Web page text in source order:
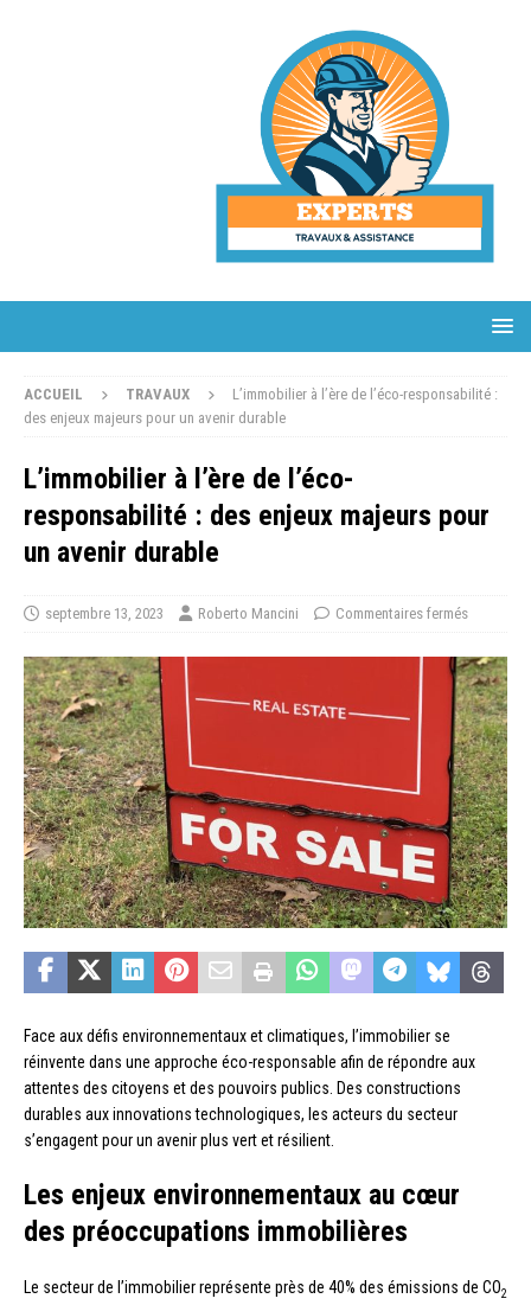
ACCUEIL TRAVAUX
L’immobilier à l’ère de l’éco-responsabilité :
des enjeux majeurs pour un avenir durable
L’immobilier à l’ère de l’éco-
responsabilité : des enjeux majeurs pour
un avenir durable
septembre 13, 2023 Roberto Mancini Commentaires fermés
Face aux défis environnementaux et climatiques, l’immobilier se
réinvente dans une approche éco-responsable afin de répondre aux
attentes des citoyens et des pouvoirs publics. Des constructions
durables aux innovations technologiques, les acteurs du secteur
s’engagent pour un avenir plus vert et résilient.
Les enjeux environnementaux au cœur
des préoccupations immobilières
Le secteur de l’immobilier représente près de 40% des émissions de CO2